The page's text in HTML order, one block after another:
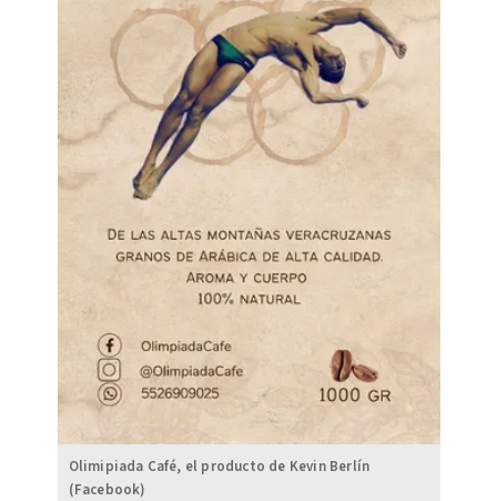
Olimipiada Café, el producto de Kevin Berlín
(Facebook)